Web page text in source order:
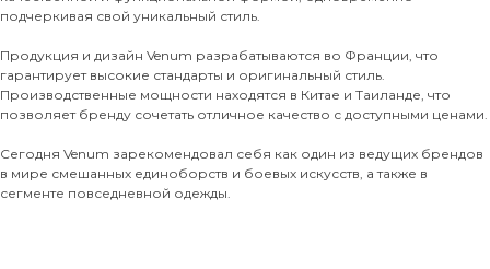
подчеркивая свой уникальный стиль.
Продукция и дизайн Venum разрабатываются во Франции, что
гарантирует высокие стандарты и оригинальный стиль.
Производственные мощности находятся в Китае и Таиланде, что
позволяет бренду сочетать отличное качество с доступными ценами.
Сегодня Venum зарекомендовал себя как один из ведущих брендов
в мире смешанных единоборств и боевых искусств, а также в
сегменте повседневной одежды.